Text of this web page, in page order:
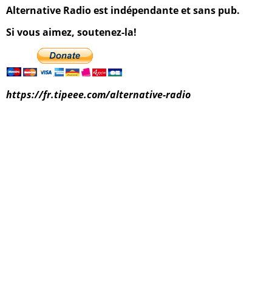
Alternative Radio est indépendante et sans pub.
Si vous aimez, soutenez-la!
https://fr.tipeee.com/alternative-radio